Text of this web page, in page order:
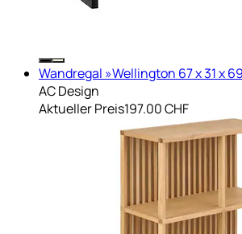
Wandregal »Wellington 67 x 31 x
AC Design
Aktueller Preis197.00 CHF